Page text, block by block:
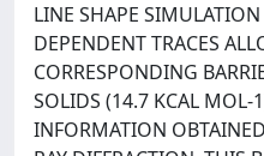
LINE SHAPE
DEPENDENT TRACES
CORRESPONDING
SOLIDS (14.7 KCAL MOL-
INFORMATION